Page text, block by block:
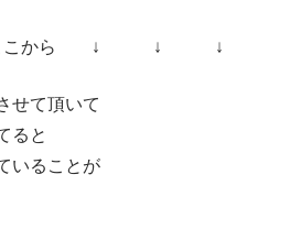
から ↓ ↓ ↓
せて頂いて
ると
いることが